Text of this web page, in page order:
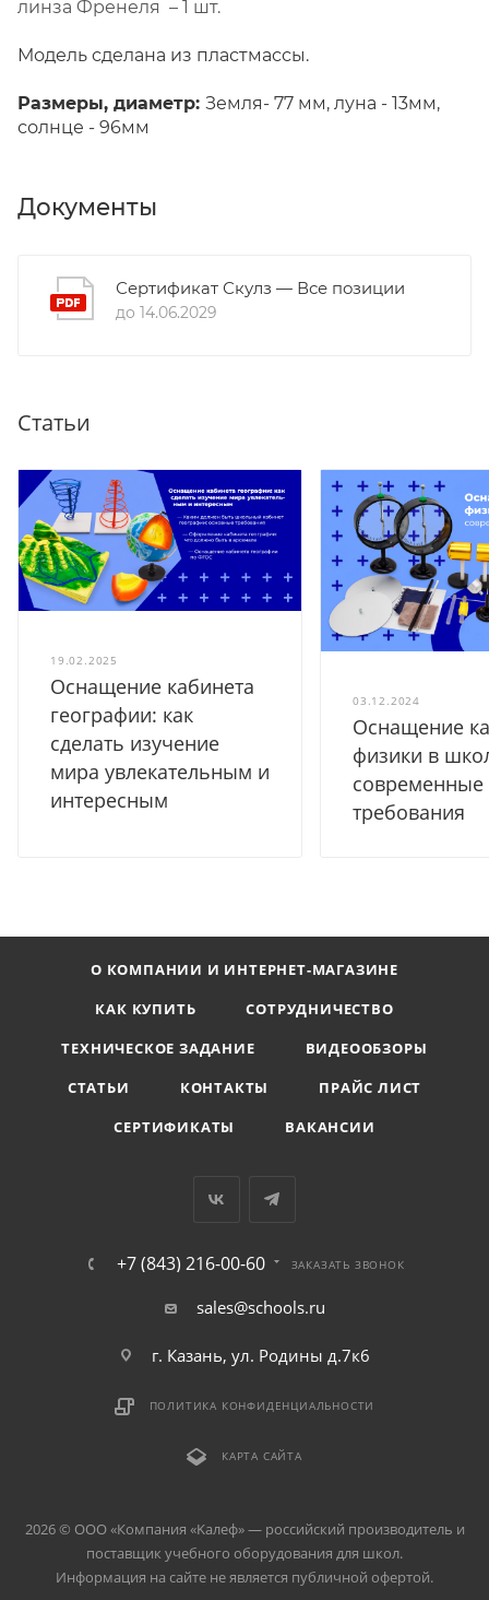
линза Френеля – 1 шт.
Модель сделана из пластмассы.
Размеры, диаметр: Земля- 77 мм, луна - 13мм,
солнце - 96мм
Документы
Сертификат Скулз — Все позиции
до 14.06.2029
Статьи
19.02.2025
Оснащение кабинета
географии: как
сделать изучение
мира увлекательным и
интересным
03.12.2024
Оснащение
физики в
современные
требования
О КОМПАНИИ И ИНТЕРНЕТ-МАГАЗИНЕ
КАК КУПИТЬ
СОТРУДНИЧЕСТВО
ТЕХНИЧЕСКОЕ ЗАДАНИЕ
ВИДЕООБЗОРЫ
СТАТЬИ
КОНТАКТЫ
ПРАЙС ЛИСТ
СЕРТИФИКАТЫ
ВАКАНСИИ
+7 (843) 216-00-60 ЗАКАЗАТЬ ЗВОНОК
sales@schools.ru
г. Казань, ул. Родины д.7к6
ПОЛИТИКА КОНФИДЕНЦИАЛЬНОСТИ
КАРТА САЙТА
2026 © ООО «Компания «Kалеф» — российский производитель и
поставщик учебного оборудования для школ.
Информация на сайте не является публичной офертой.